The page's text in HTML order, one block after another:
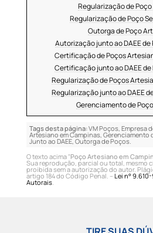
Regularização de
Regularização de Poço
Outorga de Poço
Autorização junto ao DAEE
Certificação de Poços
Certificação junto ao DAEE
Regularização de Poços
Regularização junto ao DAEE
Gerenciamento de
Tags desta página:VM Poços, Empresa
Artesiano em Campinas, Gerenciamento
Junto ao DAEE, Outorga de Poços.
O texto acima "Poço Artesiano em
Sua reprodução, parcial ou total, mesmo
proibida sem a autorização do autor.
artigo 184 do Código Penal. – Lei n°
Autorais.